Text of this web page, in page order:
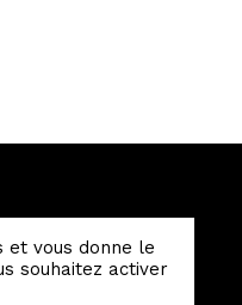
et vous donne le
souhaitez activer